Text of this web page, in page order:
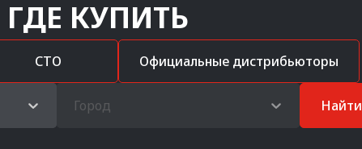
ГДЕ КУПИТЬ
СТО Официальные дистрибьюторы
Город Найти